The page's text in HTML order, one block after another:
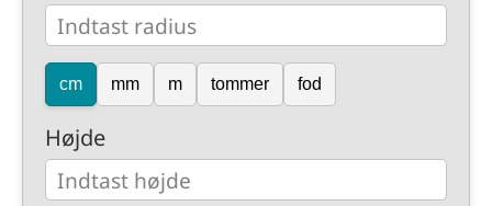
cm mm m tommer fod
Højde